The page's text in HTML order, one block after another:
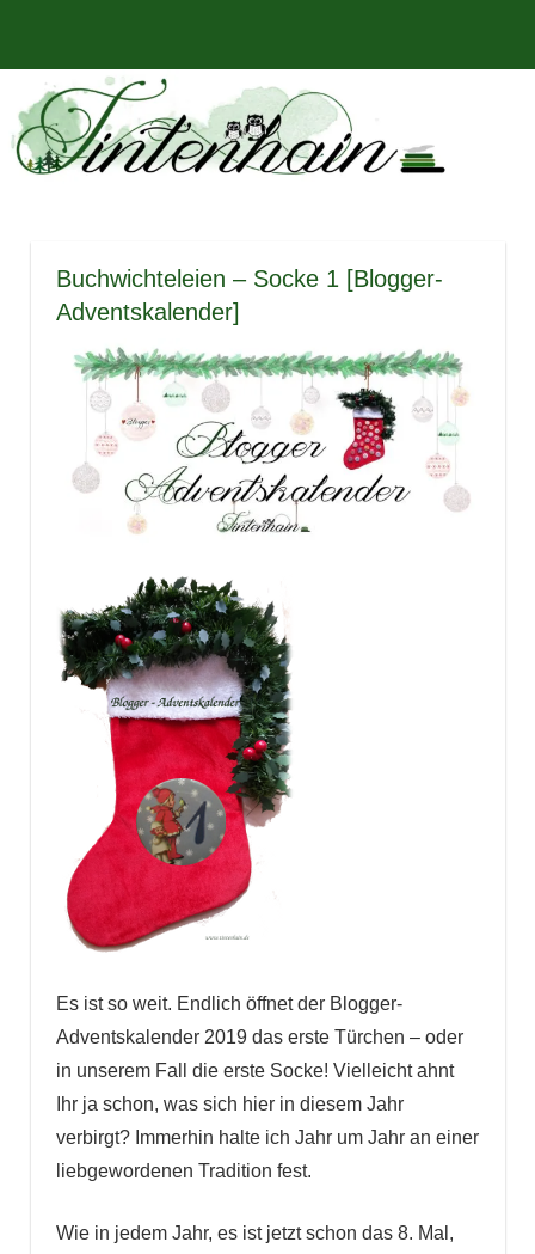
springen
Tintenhain
–
Der
Rezensionen
und
mehr
Buchwichteleien – Socke 1 [Blogger-
Adventskalender]
Es ist so weit. Endlich öffnet der Blogger-
Adventskalender 2019 das erste Türchen – oder
in unserem Fall die erste Socke! Vielleicht ahnt
Ihr ja schon, was sich hier in diesem Jahr
verbirgt? Immerhin halte ich Jahr um Jahr an einer
liebgewordenen Tradition fest.
Wie in jedem Jahr, es ist jetzt schon das 8. Mal,